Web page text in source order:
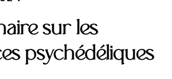
sur les
psychédéliques